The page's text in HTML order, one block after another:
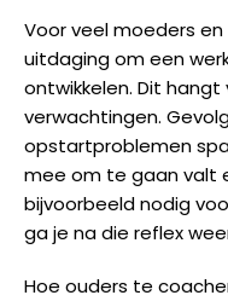
Voor veel moeders
uitdaging om een
ontwikkelen. Dit
verwachtingen.
opstartproblemen
mee om te gaan valt
bijvoorbeeld nodig
ga je na die reflex
Hoe ouders te